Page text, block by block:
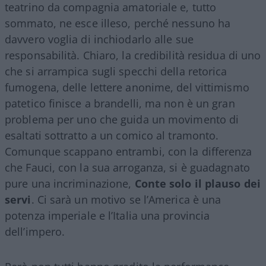
teatrino da compagnia amatoriale e, tutto
sommato, ne esce illeso, perché nessuno ha
davvero voglia di inchiodarlo alle sue
responsabilità. Chiaro, la credibilità residua di uno
che si arrampica sugli specchi della retorica
fumogena, delle lettere anonime, del vittimismo
patetico finisce a brandelli, ma non è un gran
problema per uno che guida un movimento di
esaltati sottratto a un comico al tramonto.
Comunque scappano entrambi, con la differenza
che Fauci, con la sua arroganza, si è guadagnato
pure una incriminazione, Conte solo il plauso dei
servi. Ci sarà un motivo se l’America è una
potenza imperiale e l’Italia una provincia
dell’impero.